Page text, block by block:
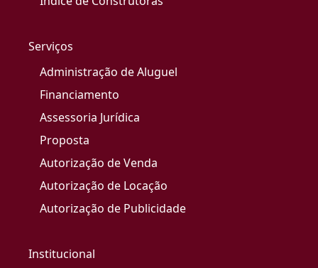
Serviços
Administração de Aluguel
Financiamento
Assessoria Jurídica
Proposta
Autorização de Venda
Autorização de Locação
Autorização de Publicidade
Institucional